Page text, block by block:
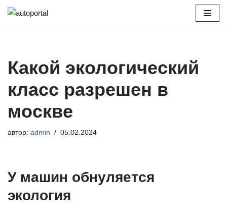
Какой экологический
класс разрешен в
москве
автор: admin 05.02.2024
У машин обнуляется
экология